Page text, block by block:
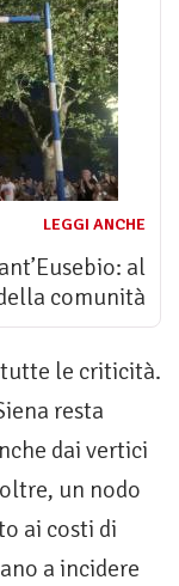
LEGGI ANCHE
al
comunità
le criticità.
resta
dai vertici
un nodo
ai costi di
a incidere